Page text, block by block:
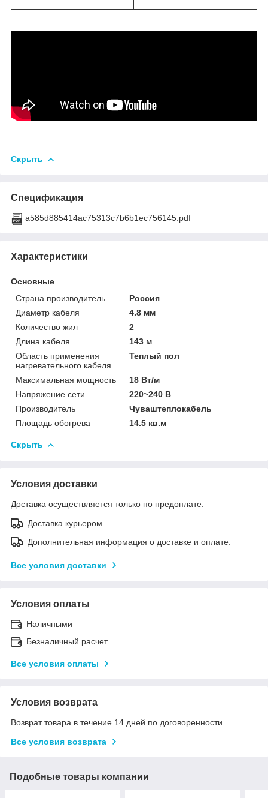
Скрыть
Спецификация
a585d885414ac75313c7b6b1ec756145.pdf
Характеристики
Основные
Страна производитель
Россия
Диаметр кабеля
4.8 мм
Количество жил
2
Длина кабеля
143 м
Область применения
нагревательного кабеля
Теплый пол
Максимальная мощность
18 Вт/м
Напряжение сети
220~240 В
Производитель
Чуваштеплокабель
Площадь обогрева
14.5 кв.м
Скрыть
Условия доставки
Доставка осуществляется только по предоплате.
Доставка курьером
Дополнительная информация о доставке и оплате:
Все условия доставки
Условия оплаты
Наличными
Безналичный расчет
Все условия оплаты
Условия возврата
Возврат товара в течение 14 дней по договоренности
Все условия возврата
Подобные товары компании